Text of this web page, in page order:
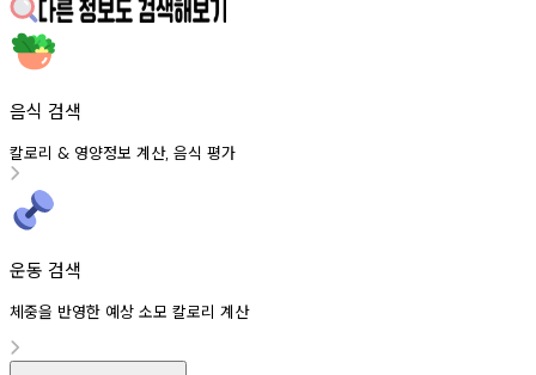
음식 검색
칼로리 & 영양정보 계산, 음식 평가
운동 검색
체중을 반영한 예상 소모 칼로리 계산